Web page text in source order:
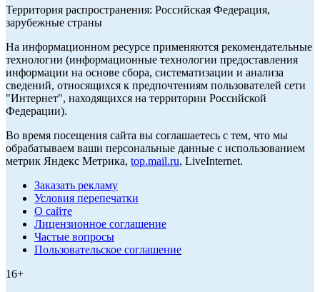
Территория распространения: Российская Федерация,
зарубежные страны
На информационном ресурсе применяются рекомендательные
технологии (информационные технологии предоставления
информации на основе сбора, систематизации и анализа
сведений, относящихся к предпочтениям пользователей сети
"Интернет", находящихся на территории Российской
Федерации).
Во время посещения сайта вы соглашаетесь с тем, что мы
обрабатываем ваши персональные данные с использованием
метрик Яндекс Метрика, top.mail.ru, LiveInternet.
Заказать рекламу
Условия перепечатки
О сайте
Лицензионное соглашение
Частые вопросы
Пользовательское соглашение
16+